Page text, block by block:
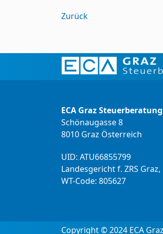
Zurück
ECA Graz
Schönaugasse 8
8010 Graz Österreich
UID: ATU66855799
Landesgericht f. ZRS Graz,
WT-Code: 805627
Copyright © 2024 ECA